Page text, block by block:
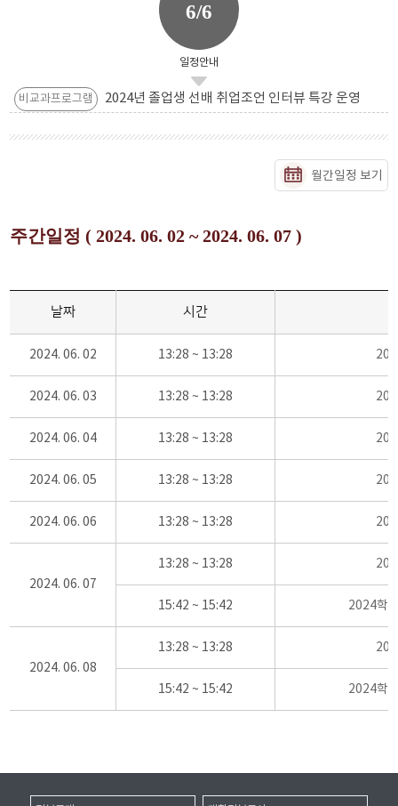
6/6
일정안내
비교과프로그램 2024년 졸업생 선배 취업조언 인터뷰 특강 운영
월간일정 보기
주간일정 ( 2024. 06. 02 ~ 2024. 06. 07 )
날짜 시간
2024. 06. 02 13:28 ~ 13:28
2024. 06. 03 13:28 ~ 13:28
2024. 06. 04 13:28 ~ 13:28
2024. 06. 05 13:28 ~ 13:28
2024. 06. 06 13:28 ~ 13:28
2024. 06. 07
13:28 ~ 13:28
15:42 ~ 15:42 2024학
2024. 06. 08
13:28 ~ 13:28
15:42 ~ 15:42 2024학